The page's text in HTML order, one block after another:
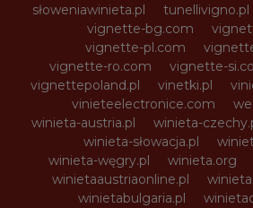
słoweniawinieta.pl
tunellivigno.pl
vignette-bg.com
vignette-pl.com
vignette-ro.com
vignette-
vignettepoland.pl
vinetki.pl
vinieteelectronice.com
winieta-austria.pl
winieta-
winieta-słowacja.pl
winieta-węgry.pl
winieta.org
winietaaustriaonline.pl
winietabulgaria.pl